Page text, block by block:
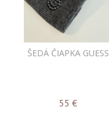
ŠEDÁ ČIAPKA GUESS
55 €